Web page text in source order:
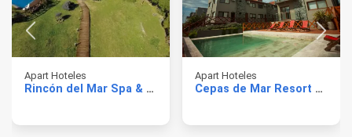
Apart Hoteles
Rincón del Mar Spa & Resort
Apart Hoteles
Cepas de Mar Resort & Wine